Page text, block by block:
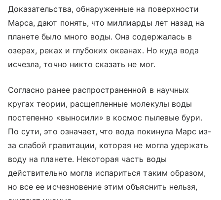
Доказательства, обнаруженные на поверхности
Марса, дают понять, что миллиарды лет назад на
планете было много воды. Она содержалась в
озерах, реках и глубоких океанах. Но куда вода
исчезла, точно никто сказать не мог.
Согласно ранее распространенной в научных
кругах теории, расщепленные молекулы воды
постепенно «выносили» в космос пылевые бури.
По сути, это означает, что вода покинула Марс из-
за слабой гравитации, которая не могла удержать
воду на планете. Некоторая часть воды
действительно могла испариться таким образом,
но все ее исчезновение этим объяснить нельзя,